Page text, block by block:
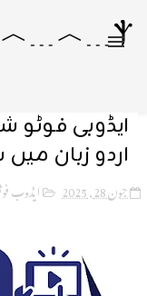
ایڈوبی فوٹو
اردو زبان
جون 28, 2025 ایڈوب